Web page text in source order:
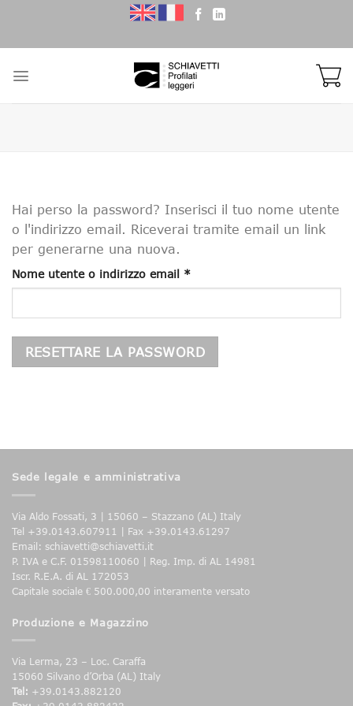
content
Hai perso la password? Inserisci il tuo nome utente
o l'indirizzo email. Riceverai tramite email un link
per generarne una nuova.
Nome utente o indirizzo email *Richiesto
RESETTARE LA PASSWORD
Sede legale e amministrativa
Via Aldo Fossati, 3 | 15060 – Stazzano (AL) Italy
Tel +39.0143.607911 | Fax +39.0143.61297
Email: schiavetti@schiavetti.it
P. IVA e C.F. 01598110060 | Reg. Imp. di AL 14981
Iscr. R.E.A. di AL 172053
Capitale sociale € 500.000,00 interamente versato
Produzione e Magazzino
Via Lerma, 23 – Loc. Caraffa
15060 Silvano d’Orba (AL) Italy
Tel: +39.0143.882120